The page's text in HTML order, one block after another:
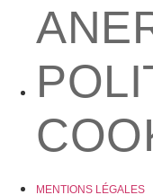
MENTIONS LÉGALES